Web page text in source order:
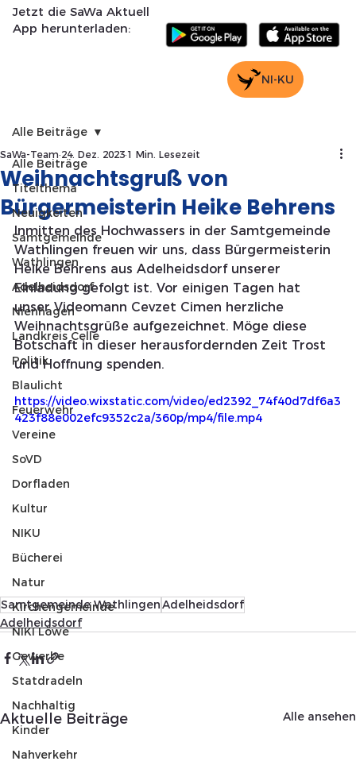
Jetzt die SaWa Aktuell
App herunterladen:
NI-KU
Alle Beiträge
Titelthema
Neuigkeiten
Samtgemeinde
Wathlingen
Adelheidsdorf
Nienhagen
Landkreis Celle
Politik
Blaulicht
Feuerwehr
Vereine
SoVD
Dorfladen
Kultur
NIKU
Bücherei
Natur
Kirchengemeinde
NIKI Löwe
Gewerbe
Statdradeln
Nachhaltig
Kinder
Nahverkehr
Alle Beiträge
Weihnachtsgruß von
Bürgermeisterin Heike Behrens
SaWa-Team 24. Dez. 2023 1 Min. Lesezeit
Inmitten des Hochwassers in der Samtgemeinde
Wathlingen freuen wir uns, dass Bürgermeisterin
Heike Behrens aus Adelheidsdorf unserer
Einladung gefolgt ist. Vor einigen Tagen hat
unser Videomann Cevzet Cimen herzliche
Weihnachtsgrüße aufgezeichnet. Möge diese
Botschaft in dieser herausfordernden Zeit Trost
und Hoffnung spenden.
https://video.wixstatic.com/video/ed2392_74f40d7df6a3
423f88e002efc9352c2a/360p/mp4/file.mp4
Samtgemeinde WathlingenAdelheidsdorf
Adelheidsdorf
Aktuelle Beiträge Alle ansehen